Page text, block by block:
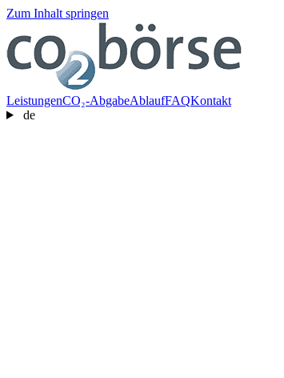
Zum Inhalt springen
LeistungenCO₂-AbgabeAblaufFAQKontakt
de